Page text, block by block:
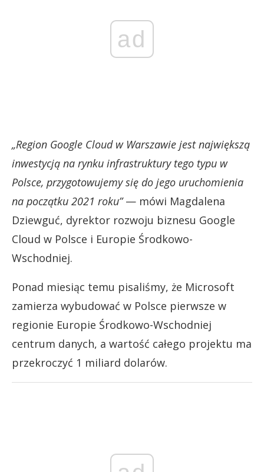
ad
„Region Google Cloud w Warszawie jest największą
inwestycją na rynku infrastruktury tego typu w
Polsce, przygotowujemy się do jego uruchomienia
na początku 2021 roku”— mówi Magdalena
Dziewguć, dyrektor rozwoju biznesu Google
Cloud w Polsce i Europie Środkowo-
Wschodniej.
Ponad miesiąc temu pisaliśmy, że Microsoft
zamierza wybudować w Polsce pierwsze w
regionie Europie Środkowo-Wschodniej
centrum danych, a wartość całego projektu ma
przekroczyć 1 miliard dolarów.